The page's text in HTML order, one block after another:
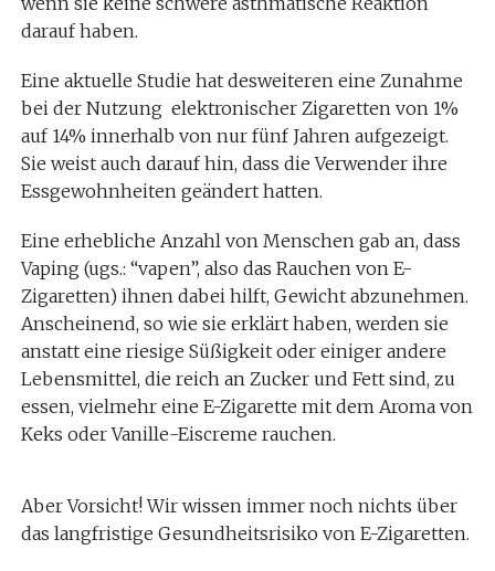
darauf haben.
Eine aktuelle Studie hat desweiteren eine Zunahme
bei der Nutzung elektronischer Zigaretten von 1%
auf 14% innerhalb von nur fünf Jahren aufgezeigt.
Sie weist auch darauf hin, dass die Verwender ihre
Essgewohnheiten geändert hatten.
Eine erhebliche Anzahl von Menschen gab an, dass
Vaping (ugs.: “vapen”, also das Rauchen von E-
Zigaretten) ihnen dabei hilft, Gewicht abzunehmen.
Anscheinend, so wie sie erklärt haben, werden sie
anstatt eine riesige Süßigkeit oder einiger andere
Lebensmittel, die reich an Zucker und Fett sind, zu
essen, vielmehr eine E-Zigarette mit dem Aroma von
Keks oder Vanille-Eiscreme rauchen.
Aber Vorsicht! Wir wissen immer noch nichts über
das langfristige Gesundheitsrisiko von E-Zigaretten.